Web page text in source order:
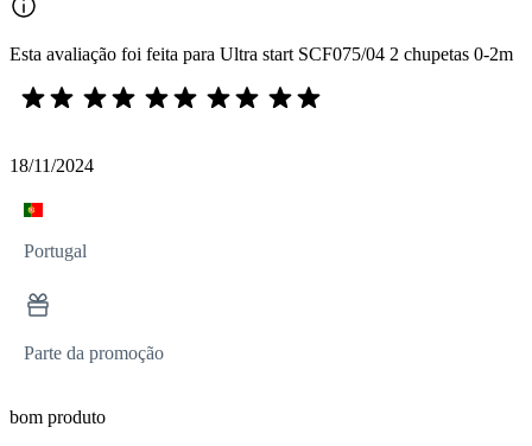
Esta avaliação foi feita para Ultra start SCF075/04 2 chupetas 0-2m
18/11/2024
Portugal
Parte da promoção
bom produto